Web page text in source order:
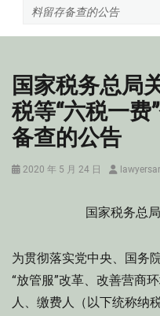
料留存备查的公告
国家税务总局
税等“六税一
备查的公告
Posted
2020 年 5 月 24 日 Author
国家税务总
为贯彻落实党中央、国务
“放管服”改革、改善营商
人、缴费人（以下统称纳